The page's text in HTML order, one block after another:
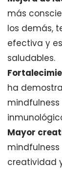
más
los demás,
efectiva y
saludables.
ha
Mayor
creatividad